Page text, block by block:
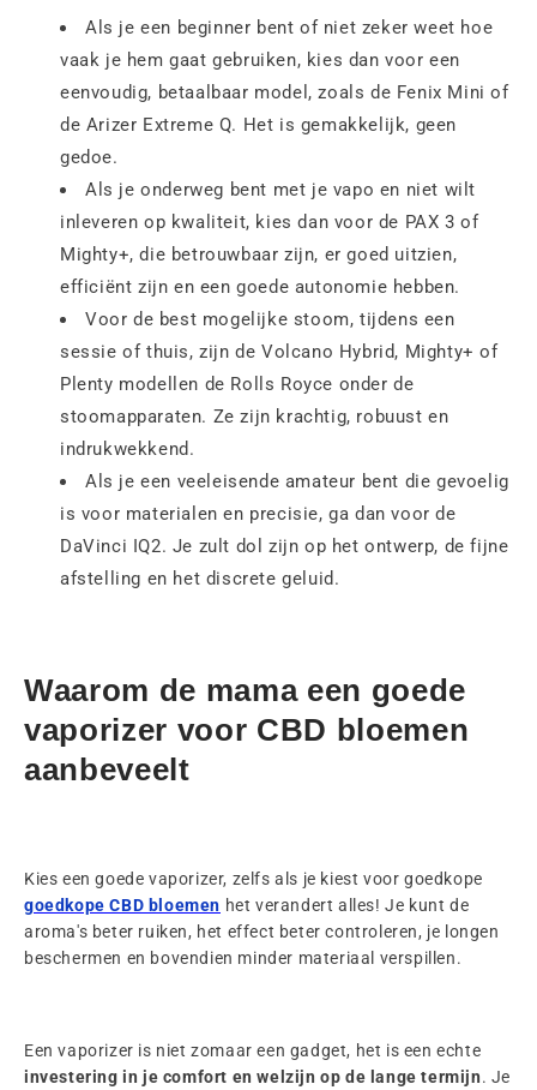
Als je een beginner bent of niet zeker weet hoe
vaak je hem gaat gebruiken, kies dan voor een
eenvoudig, betaalbaar model, zoals de Fenix Mini of
de Arizer Extreme Q. Het is gemakkelijk, geen
gedoe.
Als je onderweg bent met je vapo en niet wilt
inleveren op kwaliteit, kies dan voor de PAX 3 of
Mighty+, die betrouwbaar zijn, er goed uitzien,
efficiënt zijn en een goede autonomie hebben.
Voor de best mogelijke stoom, tijdens een
sessie of thuis, zijn de Volcano Hybrid, Mighty+ of
Plenty modellen de Rolls Royce onder de
stoomapparaten. Ze zijn krachtig, robuust en
indrukwekkend.
Als je een veeleisende amateur bent die gevoelig
is voor materialen en precisie, ga dan voor de
DaVinci IQ2. Je zult dol zijn op het ontwerp, de fijne
afstelling en het discrete geluid.
Waarom de mama een goede
vaporizer voor CBD bloemen
aanbeveelt
Kies een goede vaporizer, zelfs als je kiest voor goedkope
goedkope CBD bloemen het verandert alles! Je kunt de
aroma's beter ruiken, het effect beter controleren, je longen
beschermen en bovendien minder materiaal verspillen.
Een vaporizer is niet zomaar een gadget, het is een echte
investering in je comfort en welzijn op de lange termijn. Je